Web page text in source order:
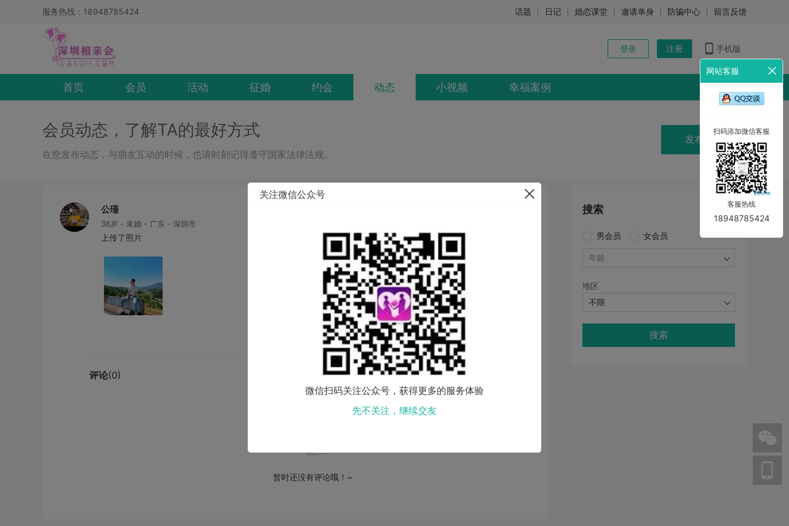
服务热线：18948785424 话题 日记 婚恋课堂 邀请单身 防骗中心 留言反馈
登录 注册 手机版
首页 会员 活动 征婚 约会 动态 小视频 幸福案例
会员动态，了解TA的最好方式
在您发布动态，与朋友互动的时候，也请时刻记得遵守国家法律法规。
发布动态
公瑾
36岁 - 未婚 - 广东 - 深圳市
上传了照片
10-10 07:59 0 811
评论(0)
暂时还没有评论哦！~
搜索
男会员 女会员
年龄
地区
不限
搜索
网站客服
扫码添加微信客服
客服热线
18948785424
关注微信公众号
微信扫码关注公众号，获得更多的服务体验
先不关注，继续交友